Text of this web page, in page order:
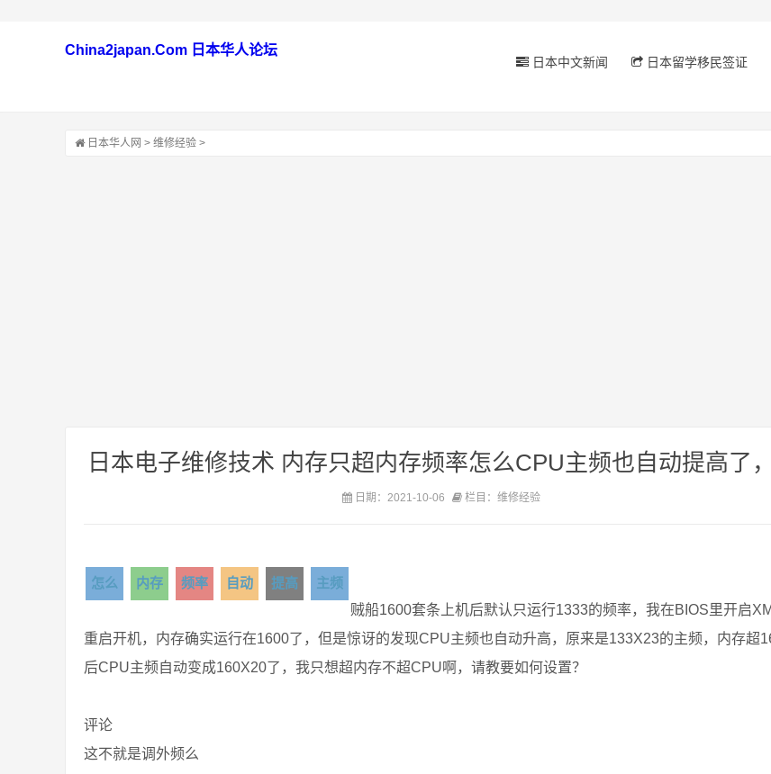
China2japan.Com 日本华人论坛
日本中文新闻 日本留学移民签证
日本华人网 > 维修经验 >
日本电子维修技术 内存只超内存频率怎么CPU主频也自动提高了
日期：2021-10-06 栏目：维修经验
怎么 内存 频率 自动 提高
主频
贼船1600套条上机后默认只运行1333的频率，我在BIOS里开启
重启开机，内存确实运行在1600了，但是惊讶的发现CPU主频也自动升高，原来是133X23的主频，内存超
后CPU主频自动变成160X20了，我只想超内存不超CPU啊，请教要如何设置？
评论
这不就是调外频么